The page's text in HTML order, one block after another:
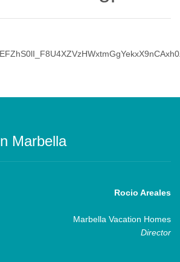
Marbella
Rocio Areales
Marbella Vacation Homes
Director